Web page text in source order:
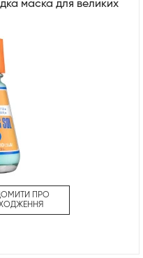
маска для великих
ПРО